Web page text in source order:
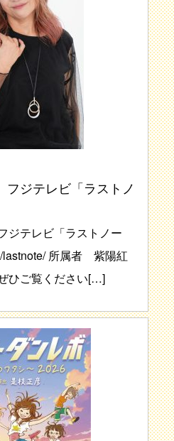
フジテレビ「ラストノ
ジテレビ「ラストノー
lastnote/ 所属者 紫陽紅
ひご覧ください[…]